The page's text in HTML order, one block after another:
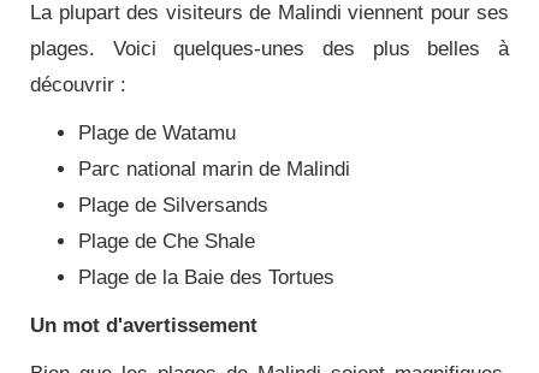
La plupart des visiteurs de Malindi viennent pour ses
plages. Voici quelques-unes des plus belles à
découvrir :
Plage de Watamu
Parc national marin de Malindi
Plage de Silversands
Plage de Che Shale
Plage de la Baie des Tortues
Un mot d'avertissement